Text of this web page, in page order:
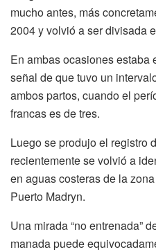
mucho antes, más
2004 y volvió a ser divisada
En ambas ocasiones estaba
señal de que tuvo un
ambos partos, cuando el
francas es de tres.
Luego se produjo el registro
recientemente se volvió a
en aguas costeras de la
Puerto Madryn.
Una mirada “no entrenada”
manada puede